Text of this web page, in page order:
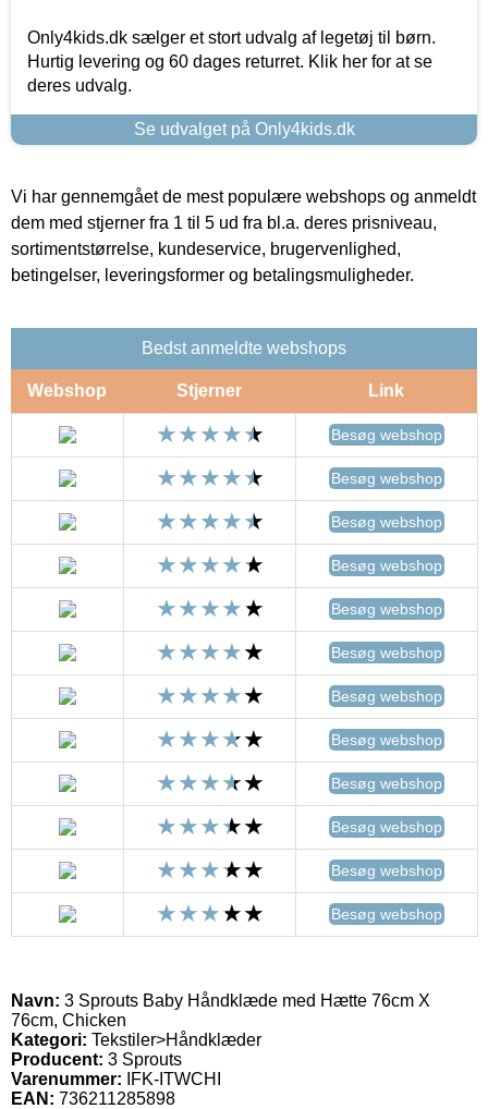
Only4kids.dk sælger et stort udvalg af legetøj til børn.
Hurtig levering og 60 dages returret. Klik her for at se
deres udvalg.
Se udvalget på Only4kids.dk
Vi har gennemgået de mest populære webshops og anmeldt
dem med stjerner fra 1 til 5 ud fra bl.a. deres prisniveau,
sortimentstørrelse, kundeservice, brugervenlighed,
betingelser, leveringsformer og betalingsmuligheder.
Bedst anmeldte webshops
Webshop Stjerner Link
Besøg webshop
Besøg webshop
Besøg webshop
Besøg webshop
Besøg webshop
Besøg webshop
Besøg webshop
Besøg webshop
Besøg webshop
Besøg webshop
Besøg webshop
Besøg webshop
Navn: 3 Sprouts Baby Håndklæde med Hætte 76cm X
76cm, Chicken
Kategori: Tekstiler>Håndklæder
Producent: 3 Sprouts
Varenummer:
IFK-ITWCHI
EAN: 736211285898